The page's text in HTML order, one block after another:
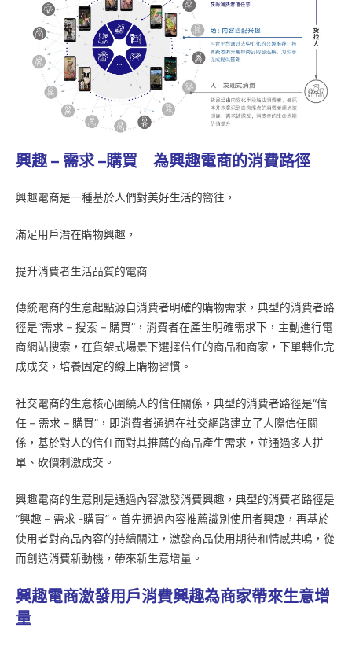
興趣 – 需求 –購買 為興趣電商的消費路徑
興趣電商是一種基於人們對美好生活的嚮往，
滿足用戶潛在購物興趣，
提升消費者生活品質的電商
傳統電商的生意起點源自消費者明確的購物需求，典型的消費者路
徑是“需求 – 搜索 – 購買”，消費者在產生明確需求下，主動進行電
商網站搜索，在貨架式場景下選擇信任的商品和商家，下單轉化完
成成交，培養固定的線上購物習慣。
社交電商的生意核心圍繞人的信任關係，典型的消費者路徑是“信
任 – 需求 – 購買”，即消費者通過在社交網路建立了人際信任關
係，基於對人的信任而對其推薦的商品產生需求，並通過多人拼
單、砍價刺激成交。
興趣電商的生意則是通過內容激發消費興趣，典型的消費者路徑是
“興趣 – 需求 -購買”。首先通過內容推薦識別使用者興趣，再基於
使用者對商品內容的持續關注，激發商品使用期待和情感共鳴，從
而創造消費新動機，帶來新生意增量。
興趣電商激發用戶消費興趣為商家帶來生意增
量